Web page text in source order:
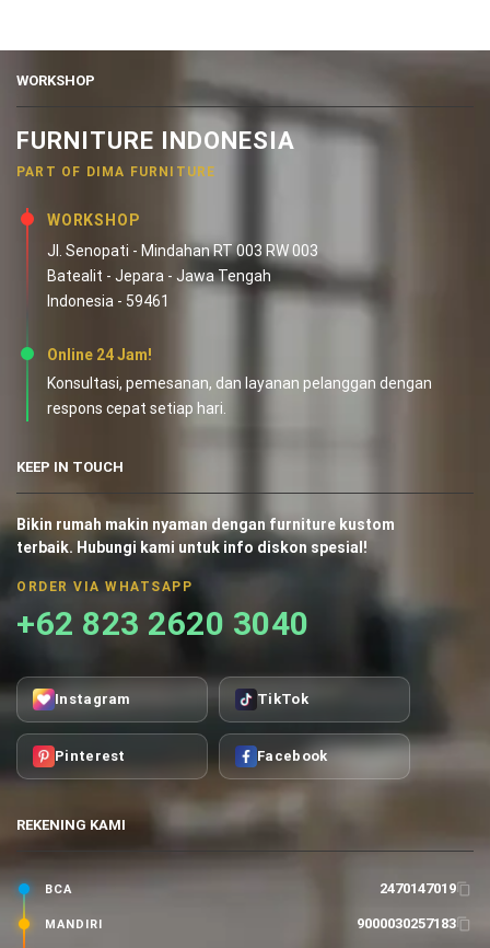
WORKSHOP
FURNITURE INDONESIA
PART OF DIMA FURNITURE
WORKSHOP
Jl. Senopati - Mindahan RT 003 RW 003
Batealit - Jepara - Jawa Tengah
Indonesia - 59461
Online 24 Jam!
Konsultasi, pemesanan, dan layanan pelanggan dengan
respons cepat setiap hari.
KEEP IN TOUCH
Bikin rumah makin nyaman dengan furniture kustom
terbaik. Hubungi kami untuk info diskon spesial!
ORDER VIA WHATSAPP
+62 823 2620 3040
Instagram TikTok
Pinterest Facebook
REKENING KAMI
BCA 2470147019
MANDIRI 9000030257183